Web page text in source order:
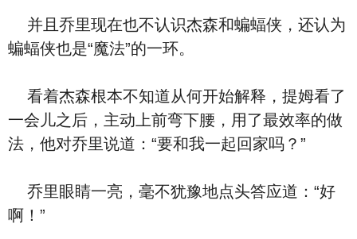
并且乔里现在也不认识杰森和蝙蝠侠，还认为
蝙蝠侠也是“魔法”的一环。
看着杰森根本不知道从何开始解释，提姆看了
一会儿之后，主动上前弯下腰，用了最效率的做
法，他对乔里说道：“要和我一起回家吗？”
乔里眼睛一亮，毫不犹豫地点头答应道：“好
啊！”